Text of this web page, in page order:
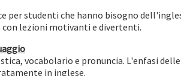
per studenti che hanno bisogno
lezioni motivanti e divertenti.
vocabolario e pronuncia. L'enfasi
in inglese.